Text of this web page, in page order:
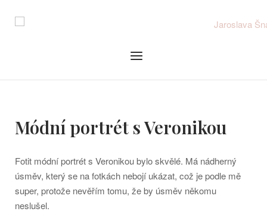
Menu
Módní portrét s Veronikou
Fotit módní portrét s Veronikou bylo skvělé. Má nádherný
úsměv, který se na fotkách nebojí ukázat, což je podle mě
super, protože nevěřím tomu, že by úsměv někomu
neslušel.